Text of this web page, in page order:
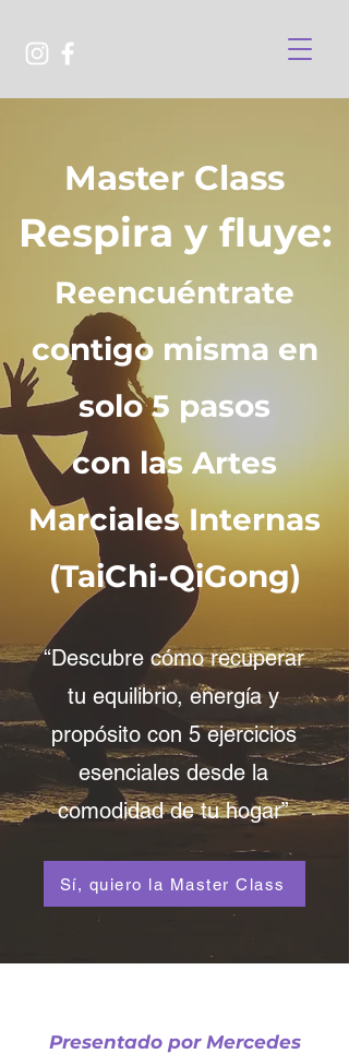
Master Class
Respira y fluye:
Reencuéntrate
contigo misma en
solo 5 pasos
con las Artes
Marciales Internas
(TaiChi-QiGong)
“Descubre cómo recuperar
tu equilibrio, energía y
propósito con 5 ejercicios
esenciales desde la
comodidad de tu hogar”
Sí, quiero la Master Class
Presentado por Mercedes